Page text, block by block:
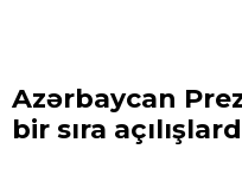
Azərbaycan
bir sıra